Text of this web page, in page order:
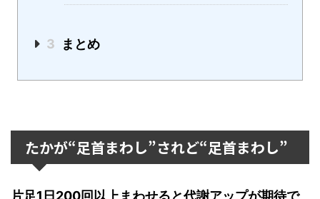
3 まとめ
たかが“足首まわし”されど“足首まわし”
片足1日200回以上まわせると代謝アップが期待で